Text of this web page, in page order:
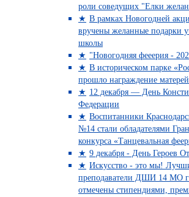
роли соведущих "Елки
В рамках Новогодней
вручены желанные подарки
школы
"Новогодняя фееерия -
В историческом парке
прошло награждение
12 декабря — День
Федерации
Воспитанники
№14 стали обладателями
конкурса «Танцевальная
9 декабря - День Героев
Искусство - это мы!
преподаватели ДШИ 14 МО
отмечены стипендиями,